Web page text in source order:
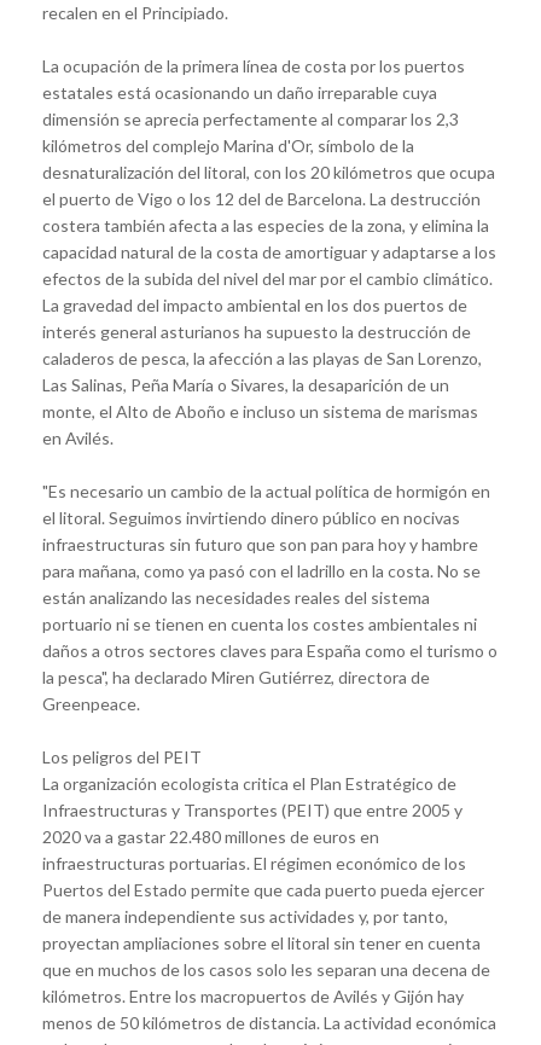
recalen en el Principiado.
La ocupación de la primera línea de costa por los puertos
estatales está ocasionando un daño irreparable cuya
dimensión se aprecia perfectamente al comparar los 2,3
kilómetros del complejo Marina d'Or, símbolo de la
desnaturalización del litoral, con los 20 kilómetros que ocupa
el puerto de Vigo o los 12 del de Barcelona. La destrucción
costera también afecta a las especies de la zona, y elimina la
capacidad natural de la costa de amortiguar y adaptarse a los
efectos de la subida del nivel del mar por el cambio climático.
La gravedad del impacto ambiental en los dos puertos de
interés general asturianos ha supuesto la destrucción de
caladeros de pesca, la afección a las playas de San Lorenzo,
Las Salinas, Peña María o Sivares, la desaparición de un
monte, el Alto de Aboño e incluso un sistema de marismas
en Avilés.
"Es necesario un cambio de la actual política de hormigón en
el litoral. Seguimos invirtiendo dinero público en nocivas
infraestructuras sin futuro que son pan para hoy y hambre
para mañana, como ya pasó con el ladrillo en la costa. No se
están analizando las necesidades reales del sistema
portuario ni se tienen en cuenta los costes ambientales ni
daños a otros sectores claves para España como el turismo o
la pesca", ha declarado Miren Gutiérrez, directora de
Greenpeace.
Los peligros del PEIT
La organización ecologista critica el Plan Estratégico de
Infraestructuras y Transportes (PEIT) que entre 2005 y
2020 va a gastar 22.480 millones de euros en
infraestructuras portuarias. El régimen económico de los
Puertos del Estado permite que cada puerto pueda ejercer
de manera independiente sus actividades y, por tanto,
proyectan ampliaciones sobre el litoral sin tener en cuenta
que en muchos de los casos solo les separan una decena de
kilómetros. Entre los macropuertos de Avilés y Gijón hay
menos de 50 kilómetros de distancia. La actividad económica